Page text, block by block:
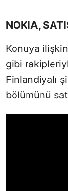
NOKIA,
Konuya
gibi
Finlandiyalı
bölümünü